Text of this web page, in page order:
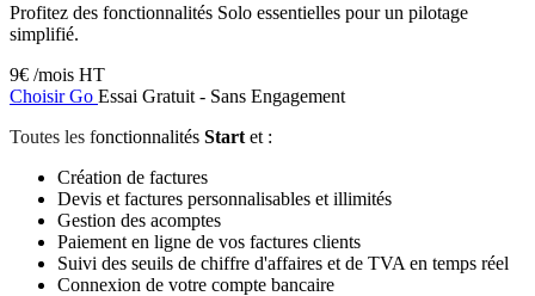
Profitez des fonctionnalités Solo essentielles pour un pilotage
simplifié.
9€ /mois HT
Choisir Go Essai Gratuit - Sans Engagement
Toutes les fonctionnalités Start et :
Création de factures
Devis et factures personnalisables et illimités
Gestion des acomptes
Paiement en ligne de vos factures clients
Suivi des seuils de chiffre d'affaires et de TVA en temps réel
Connexion de votre compte bancaire